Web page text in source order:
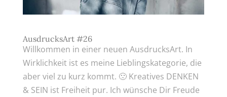
AusdrucksArt #26
Willkommen in einer neuen AusdrucksArt. In
Wirklichkeit ist es meine Lieblingskategorie, die
aber viel zu kurz kommt. 🙁 Kreatives DENKEN
& SEIN ist Freiheit pur. Ich wünsche Dir Freude